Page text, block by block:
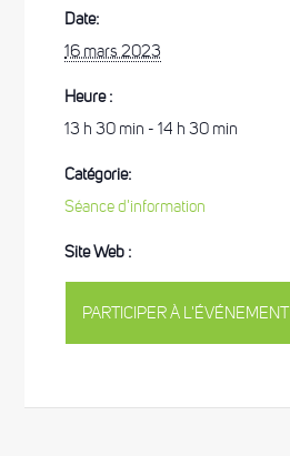
Date:
16 mars 2023
Heure :
13 h 30 min - 14 h 30 min
Catégorie:
Séance d'information
Site Web :
PARTICIPER À L'ÉVÉNEMENT